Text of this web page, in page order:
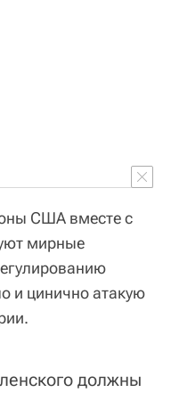
США вместе с
мирные
и цинично атакую
должны